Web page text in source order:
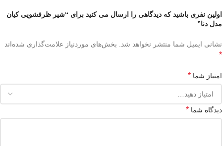
اولین نفری باشید که دیدگاهی را ارسال می کنید برای “شیر ظرفشویی کیان
مدل دنا”
نشانی ایمیل شما منتشر نخواهد شد. بخش‌های موردنیاز علامت‌گذاری شده‌اند
*
امتیاز شما *
دیدگاه شما *